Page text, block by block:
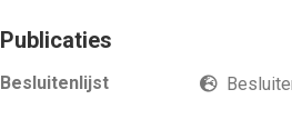
Publicaties
Besluitenlijst